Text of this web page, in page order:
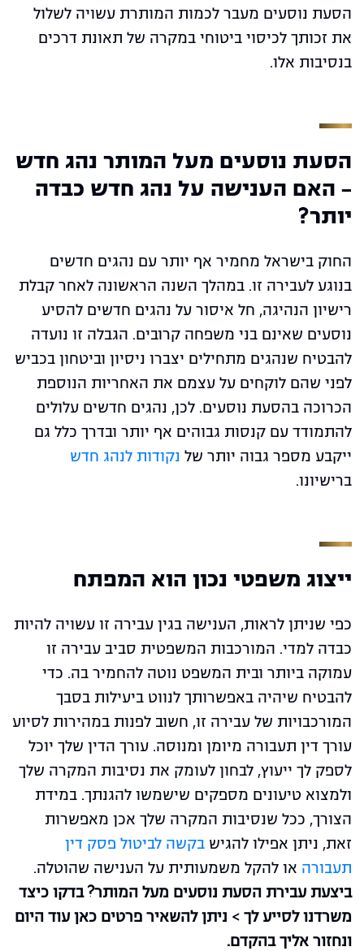
הסעת נוסעים מעבר לכמות המותרת עשויה לשלול
את זכותך לכיסוי ביטוחי במקרה של תאונת דרכים
בנסיבות אלו.
הסעת נוסעים מעל המותר נהג חדש
- האם הענישה על נהג חדש כבדה
יותר?
החוק בישראל מחמיר אף יותר עם נהגים חדשים
בנוגע לעבירה זו. במהלך השנה הראשונה לאחר קבלת
רישיון הנהיגה, חל איסור על נהגים חדשים להסיע
נוסעים שאינם בני משפחה קרובים. הגבלה זו נועדה
להבטיח שנהגים מתחילים יצברו ניסיון וביטחון בכביש
לפני שהם לוקחים על עצמם את האחריות הנוספת
הכרוכה בהסעת נוסעים. לכן, נהגים חדשים עלולים
להתמודד עם קנסות גבוהים אף יותר ובדרך כלל גם
ייקבע מספר גבוה יותר של נקודות לנהג חדש
ברישיונו.
ייצוג משפטי נכון הוא המפתח
כפי שניתן לראות, הענישה בגין עבירה זו עשויה להיות
כבדה למדי. המורכבות המשפטית סביב עבירה זו
עמוקה ביותר ובית המשפט נוטה להחמיר בה. כדי
להבטיח שיהיה באפשרותך לנווט ביעילות בסבך
המורכבויות של עבירה זו, חשוב לפנות במהירות לסיוע
עורך דין תעבורה מיומן ומנוסה. עורך הדין שלך יוכל
לספק לך ייעוץ, לבחון לעומק את נסיבות המקרה שלך
ולמצוא טיעונים מספקים שישמשו להגנתך. במידת
הצורך, ככל שנסיבות המקרה שלך אכן מאפשרות
זאת, ניתן אפילו להגיש בקשה לביטול פסק דין
תעבורה או להקל משמעותית על הענישה שהוטלה.
ביצעת עבירת הסעת נוסעים מעל המותר? בדקו כיצד
משרדנו לסייע לך > ניתן להשאיר פרטים כאן עוד היום
ונחזור אליך בהקדם.